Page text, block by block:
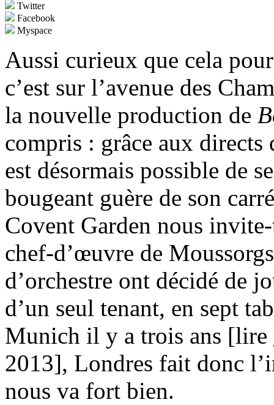
Twitter
Facebook
Myspace
Aussi curieux que cela
c’est sur l’avenue des
la nouvelle production de
compris : grâce aux directs
est désormais possible de
bougeant guère de son
Covent Garden nous
chef-d’œuvre de
d’orchestre ont décidé de
d’un seul tenant, en sept
Munich il y a trois ans [lire
2013], Londres fait donc
nous va fort bien.